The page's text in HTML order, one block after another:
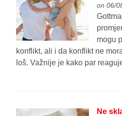
on 06/
mogu
konflikt, ali i da konflikt ne
loš. Važnije je kako par
Ne